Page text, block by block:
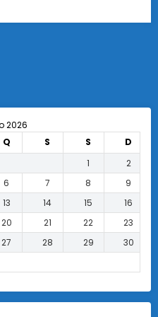
2026
Q S S
D
1
2
6 7 8
9
13 14 15
16
20 21 22
23
27 28 29
30